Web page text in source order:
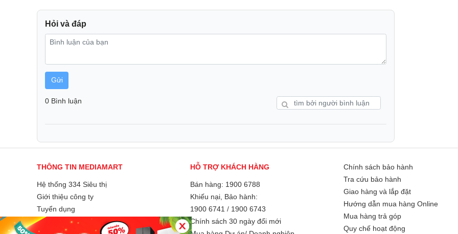
Tính năng đặc biệt
- Dreame X50 Ultra mang đến giải pháp làm sạch toàn diện và tiện lợi khi tích hợp đồng thời
chức năng hút bụi và lau sàn trong cùng một chu trình vận hành. Thiết bị có thể thực hiện hai tác
Hỏi và đáp
Gửi
0 Bình luận
THÔNG TIN MEDIAMART
Hệ thống 334 Siêu thị
Giới thiệu công ty
Tuyển dụng
Liên hệ và góp ý
HỖ TRỢ KHÁCH HÀNG
Bán hàng: 1900 6788
Khiếu nại, Bảo hành:
1900 6741 / 1900 6743
Chính sách 30 ngày đổi mới
Chính sách bảo hành
Tra cứu bảo hành
Giao hàng và lắp đặt
Hướng dẫn mua hàng Online
Mua hàng trả góp
Quy chế hoạt động